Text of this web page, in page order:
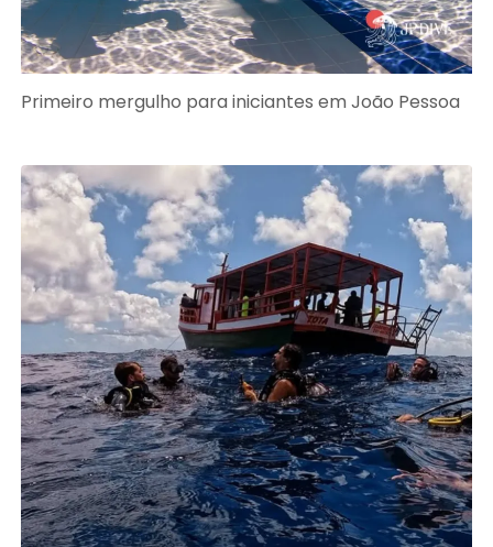
Primeiro mergulho para iniciantes em João Pessoa